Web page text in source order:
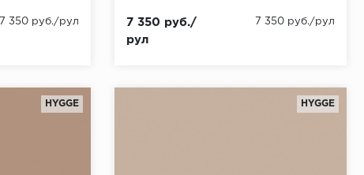
7 350 руб./рул
7 350 руб./
рул
7 350 руб./рул
HYGGE HYGGE